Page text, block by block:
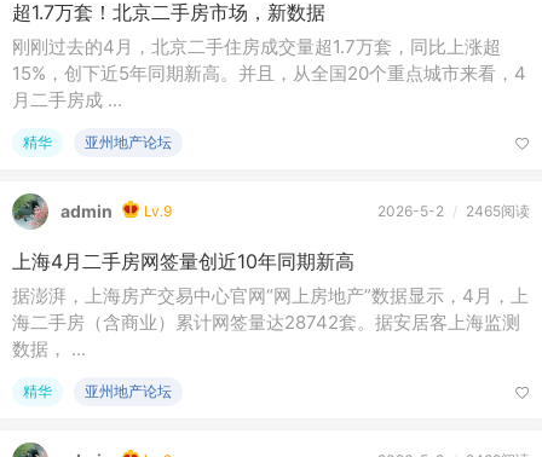
超1.7万套！北京二手房市场，新数据
刚刚过去的4月，北京二手住房成交量超1.7万套，同比上涨超
15%，创下近5年同期新高。并且，从全国20个重点城市来看，4
月二手房成 ...
精华 亚州地产论坛
admin Lv.9 2026-5-2 / 2465阅读
上海4月二手房网签量创近10年同期新高
据澎湃，上海房产交易中心官网“网上房地产”数据显示，4月，上
海二手房（含商业）累计网签量达28742套。据安居客上海监测
数据， ...
精华 亚州地产论坛